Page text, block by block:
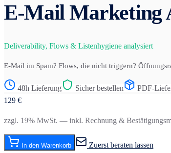
E-Mail Marketing
Deliverability, Flows & Listenhygiene analysiert
E-Mail im Spam? Flows, die nicht triggern?
48h Lieferung Sicher bestellen
PDF-
129 €
zzgl. 19% MwSt. — inkl. Rechnung &
In den Warenkorb Zuerst beraten lassen